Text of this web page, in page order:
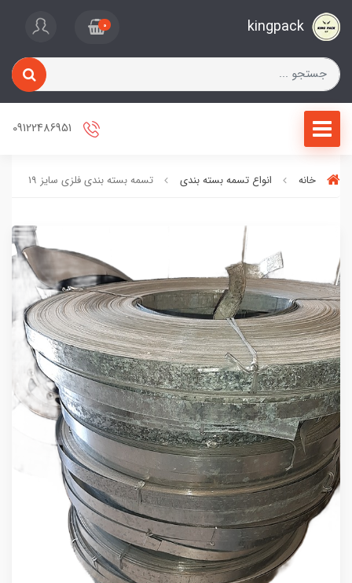
kingpack
0
خانه انواع تسمه بسته بندی تسمه بسته بندی فلزی سایز ۱۹